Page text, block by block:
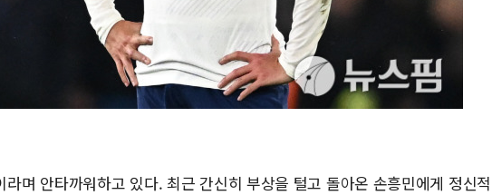
며 안타까워하고 있다. 최근 간신히 부상을 털고 돌아온 손흥민에게 정신적